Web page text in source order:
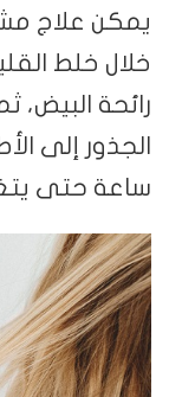
يمكن علاج
خلال خلط
رائحة
ساعة حتى